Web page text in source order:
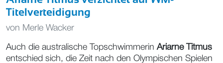
Titelverteidigung
von Merle Wacker
Auch die australische Topschwimmerin Ariarne Titmus
entschied sich, die Zeit nach den Olympischen Spielen